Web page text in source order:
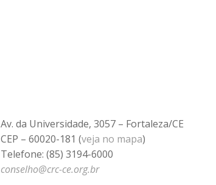
Av. da Universidade, 3057 – Fortaleza/CE
CEP – 60020-181 (veja no mapa)
Telefone: (85) 3194-6000
conselho@crc-ce.org.br